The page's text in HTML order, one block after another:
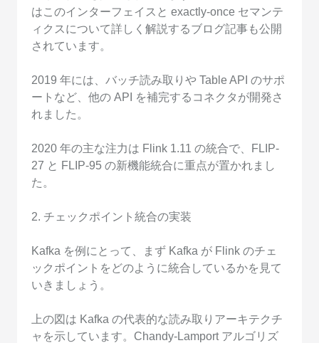
はこのインターフェイスと exactly-once セマンテ
ィクスについて詳しく解説するブログ記事も公開
されています。
2019 年には、バッチ読み取りや Table API のサポ
ートなど、他の API を補完するコネクタが開発さ
れました。
2020 年の主な注力は Flink 1.11 の統合で、FLIP-
27 と FLIP-95 の新機能統合に重点が置かれまし
た。
2. チェックポイント統合の実装
Kafka を例にとって、まず Kafka が Flink のチェ
ックポイントをどのように統合しているかを見て
いきましょう。
上の図は Kafka の代表的な読み取りアーキテクチ
ャを示しています。Chandy-Lamport アルゴリズ